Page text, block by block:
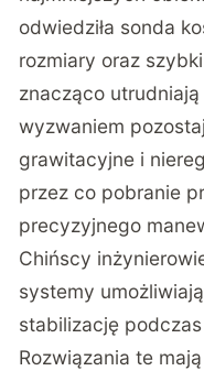
odwiedziła sonda
rozmiary oraz
znacząco
wyzwaniem
grawitacyjne i
przez co pobranie
precyzyjnego
Chińscy
systemy
stabilizację
Rozwiązania te